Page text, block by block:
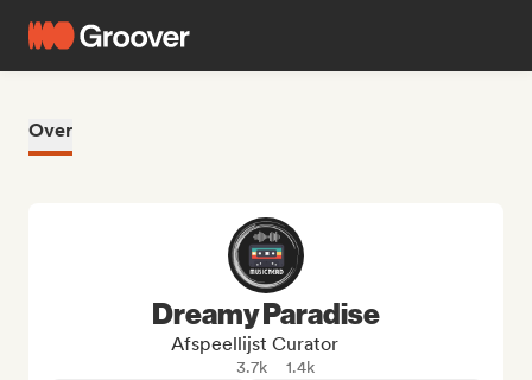
Over
Dreamy Paradise
Afspeellijst Curator
3.7k
1.4k